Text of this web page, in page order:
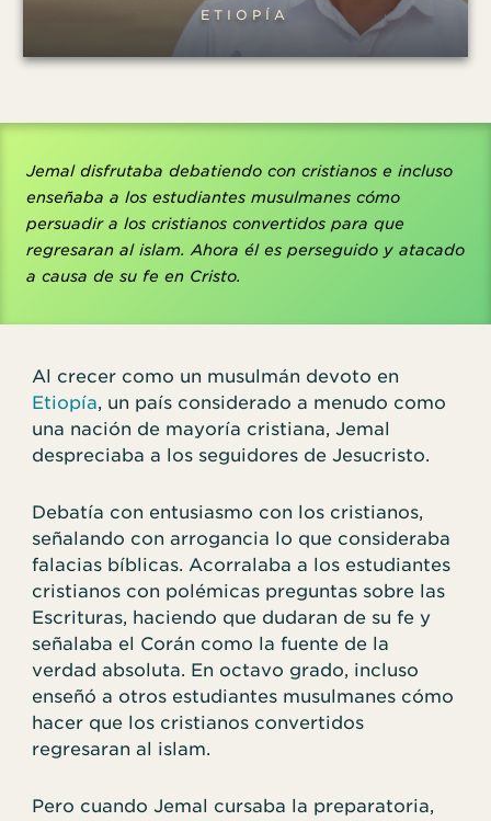
ETIOPÍA
Jemal disfrutaba debatiendo con cristianos e incluso
enseñaba a los estudiantes musulmanes cómo
persuadir a los cristianos convertidos para que
regresaran al islam. Ahora él es perseguido y atacado
a causa de su fe en Cristo.
Al crecer como un musulmán devoto en
Etiopía, un país considerado a menudo como
una nación de mayoría cristiana, Jemal
despreciaba a los seguidores de Jesucristo.
Debatía con entusiasmo con los cristianos,
señalando con arrogancia lo que consideraba
falacias bíblicas. Acorralaba a los estudiantes
cristianos con polémicas preguntas sobre las
Escrituras, haciendo que dudaran de su fe y
señalaba el Corán como la fuente de la
verdad absoluta. En octavo grado, incluso
enseñó a otros estudiantes musulmanes cómo
hacer que los cristianos convertidos
regresaran al islam.
Pero cuando Jemal cursaba la preparatoria,